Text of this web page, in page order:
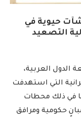
حيوية في
التصعيد
الدول العربية،
التي استهدفت
في ذلك محطات
حكومية ومرافق